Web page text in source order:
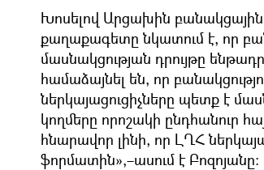
Խոսելով Արցախին բանակցային
քաղաքագետը նկատում է, որ
մասնակցության դրույթը
համաձայնել են, որ
ներկայացուցիչները պետք է
կողմերը որոշակի ընդհանուր
հնարավոր լինի, որ ԼՂՀ
ֆորմատին»,–ասում է Բոզոյանը։